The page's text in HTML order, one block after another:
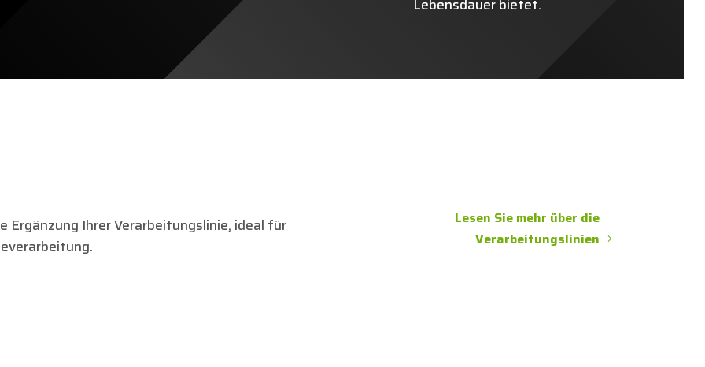
Lebensdauer bietet.
Ergänzung Ihrer Verarbeitungslinie, ideal für
Lesen Sie mehr über die
Verarbeitungslinien